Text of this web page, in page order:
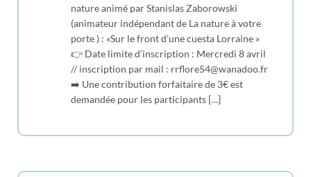
nature animé par Stanislas Zaborowski
(animateur indépendant de La nature à votre
porte ) : «Sur le front d’une cuesta Lorraine »
👉 Date limite d’inscription : Mercredi 8 avril
// inscription par mail : rrflore54@wanadoo.fr
➡️ Une contribution forfaitaire de 3€ est
demandée pour les participants […]